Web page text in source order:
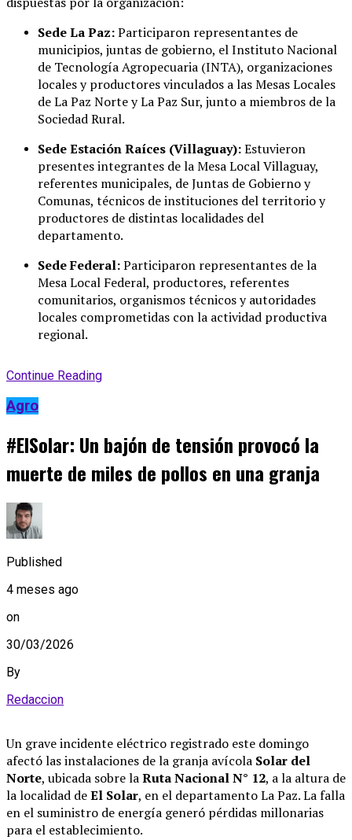
Sede La Paz:Participaron representantes de
municipios, juntas de gobierno, el Instituto Nacional
de Tecnología Agropecuaria (INTA), organizaciones
locales y productores vinculados a las Mesas Locales
de La Paz Norte y La Paz Sur, junto a miembros de la
Sociedad Rural.
Sede Estación Raíces (Villaguay):Estuvieron
presentes integrantes de la Mesa Local Villaguay,
referentes municipales, de Juntas de Gobierno y
Comunas, técnicos de instituciones del territorio y
productores de distintas localidades del
departamento.
Sede Federal:Participaron representantes de la
Mesa Local Federal, productores, referentes
comunitarios, organismos técnicos y autoridades
locales comprometidas con la actividad productiva
regional.
Continue Reading
Agro
#ElSolar: Un bajón de tensión provocó la
muerte de miles de pollos en una granja
Published
4 meses ago
on
30/03/2026
By
Redaccion
Un grave incidente eléctrico registrado este domingo
afectó las instalaciones de la granja avícola Solar del
Norte, ubicada sobre laRuta Nacional N° 12, a la altura de
la localidad deEl Solar, en el departamento La Paz. La falla
en el suministro de energía generó pérdidas millonarias
para el establecimiento.